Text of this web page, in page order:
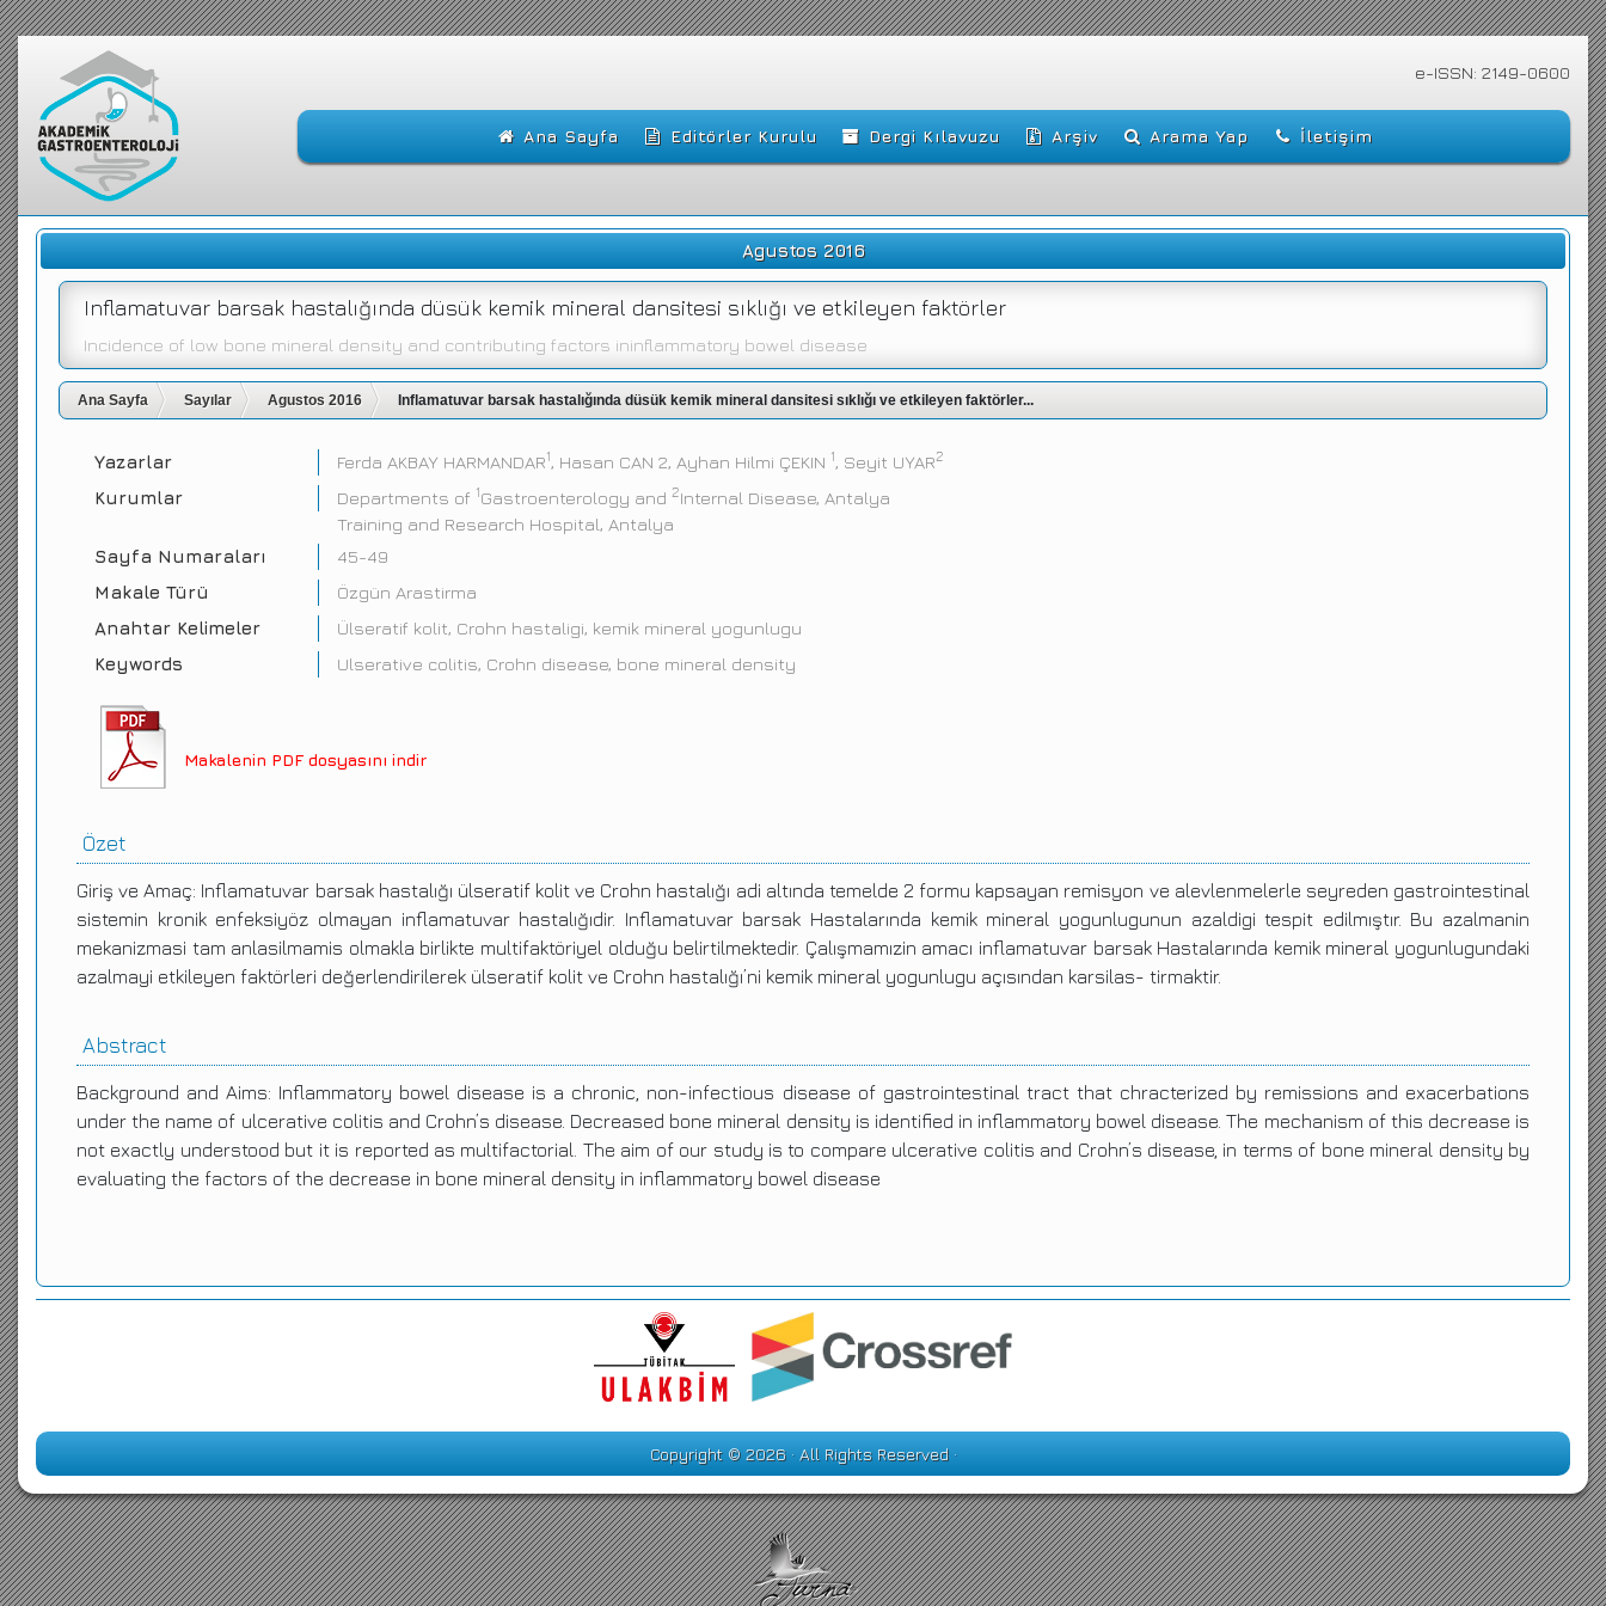
e-ISSN: 2149-0600
Ana Sayfa Editörler Kurulu Dergi Kılavuzu Arşiv Arama Yap İletişim
Agustos 2016
Inflamatuvar barsak hastalığında düsük kemik mineral dansitesi sıklığı ve etkileyen faktörler
Incidence of low bone mineral density and contributing factors ininflammatory bowel disease
Ana Sayfa Sayılar Agustos 2016 Inflamatuvar barsak hastalığında düsük kemik mineral dansitesi sıklığı ve etkileyen faktörler...
Yazarlar Ferda AKBAY HARMANDAR1, Hasan CAN 2, Ayhan Hilmi ÇEKIN 1, Seyit UYAR2
Kurumlar Departments of 1Gastroenterology and 2Internal Disease, Antalya
Training and Research Hospital, Antalya
Sayfa Numaraları
45-49
Makale Türü
Özgün Arastirma
Anahtar Kelimeler
Ülseratif kolit, Crohn hastaligi, kemik mineral yogunlugu
Keywords
Ulserative colitis, Crohn disease, bone mineral density
Makalenin PDF dosyasını indir
Özet
Giriş ve Amaç: Inflamatuvar barsak hastalığı ülseratif kolit ve Crohn hastalığı adi altında temelde 2 formu kapsayan remisyon ve alevlenmelerle seyreden gastrointestinal
sistemin kronik enfeksiyöz olmayan inflamatuvar hastalığıdir. Inflamatuvar barsak Hastalarında kemik mineral yogunlugunun azaldigi tespit edilmıştır. Bu azalmanin
mekanizmasi tam anlasilmamis olmakla birlikte multifaktöriyel olduğu belirtilmektedir. Çalışmamızin amacı inflamatuvar barsak Hastalarında kemik mineral yogunlugundaki
azalmayi etkileyen faktörleri değerlendirilerek ülseratif kolit ve Crohn hastalığı’ni kemik mineral yogunlugu açısından karsilas- tirmaktir.
Abstract
Background and Aims: Inflammatory bowel disease is a chronic, non-infectious disease of gastrointestinal tract that chracterized by remissions and exacerbations
under the name of ulcerative colitis and Crohn’s disease. Decreased bone mineral density is identified in inflammatory bowel disease. The mechanism of this decrease is
not exactly understood but it is reported as multifactorial. The aim of our study is to compare ulcerative colitis and Crohn’s disease, in terms of bone mineral density by
evaluating the factors of the decrease in bone mineral density in inflammatory bowel disease
Copyright © 2026 · All Rights Reserved ·